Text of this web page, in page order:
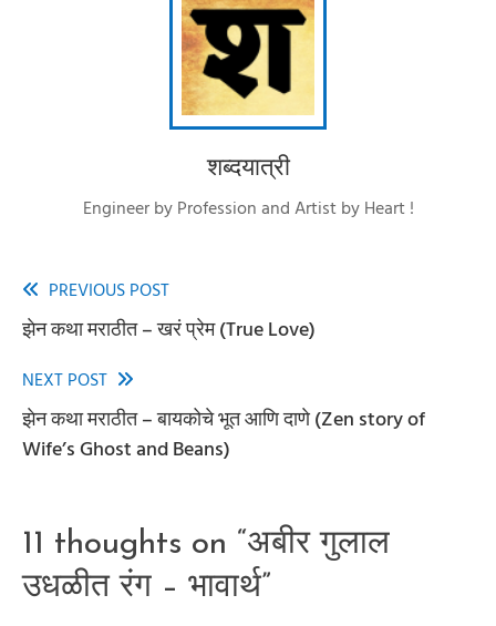
शब्दयात्री
Engineer by Profession and Artist by Heart !
Read
more
articles
PREVIOUS POST
झेन कथा मराठीत – खरं प्रेम (True Love)
NEXT POST
झेन कथा मराठीत – बायकोचे भूत आणि दाणे (Zen story of
Wife’s Ghost and Beans)
11 thoughts on “अबीर गुलाल
उधळीत रंग – भावार्थ”